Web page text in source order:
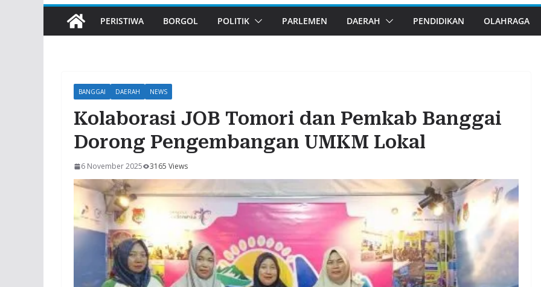
PERISTIWA BORGOL POLITIK PARLEMEN DAERAH PENDIDIKAN OLAHRAGA
BANGGAI DAERAH NEWS
Kolaborasi JOB Tomori dan Pemkab Banggai
Dorong Pengembangan UMKM Lokal
6 November 2025 3165 Views